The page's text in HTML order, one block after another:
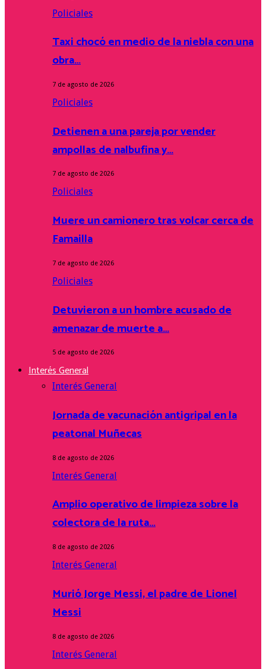
Policiales
Taxi chocó en medio de la niebla con una
obra…
7 de agosto de 2026
Policiales
Detienen a una pareja por vender
ampollas de nalbufina y…
7 de agosto de 2026
Policiales
Muere un camionero tras volcar cerca de
Famailla
7 de agosto de 2026
Policiales
Detuvieron a un hombre acusado de
amenazar de muerte a…
5 de agosto de 2026
Interés General
Interés General
Jornada de vacunación antigripal en la
peatonal Muñecas
8 de agosto de 2026
Interés General
Amplio operativo de limpieza sobre la
colectora de la ruta…
8 de agosto de 2026
Interés General
Murió Jorge Messi, el padre de Lionel
Messi
8 de agosto de 2026
Interés General